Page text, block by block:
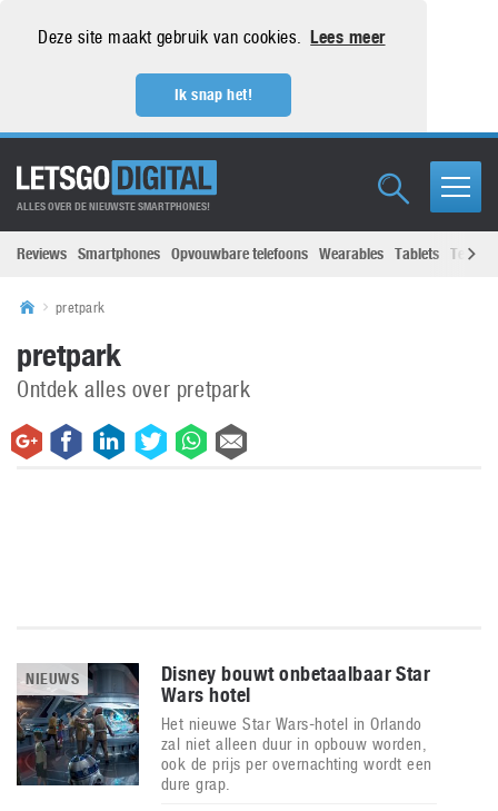
Deze site maakt gebruik van cookies. Lees meer
Ik snap het!
ALLES OVER DE NIEUWSTE SMARTPHONES!
Reviews Smartphones Opvouwbare telefoons Wearables Tablets
pretpark
pretpark
Ontdek alles over pretpark
NIEUWS
Disney bouwt onbetaalbaar Star
Wars hotel
Het nieuwe Star Wars-hotel in Orlando
zal niet alleen duur in opbouw worden,
ook de prijs per overnachting wordt een
dure grap.